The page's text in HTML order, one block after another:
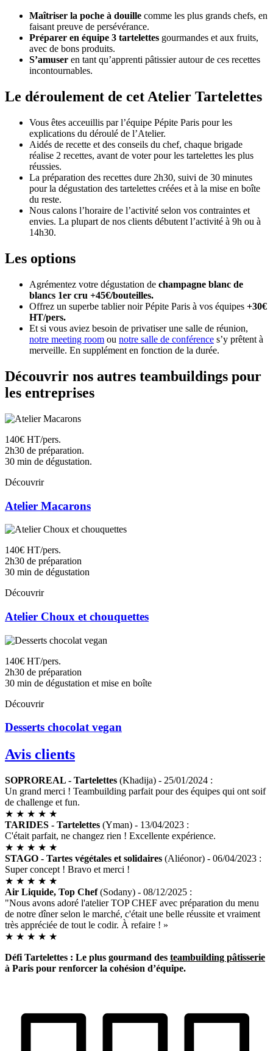
Maîtriser la poche à douille comme les plus grands chefs, en
faisant preuve de persévérance.
Préparer en équipe 3 tartelettes gourmandes et aux fruits,
avec de bons produits.
S’amuser en tant qu’apprenti pâtissier autour de ces recettes
incontournables.
Le déroulement de cet Atelier Tartelettes
Vous êtes acceuillis par l’équipe Pépite Paris pour les
explications du déroulé de l’Atelier.
Aidés de recette et des conseils du chef, chaque brigade
réalise 2 recettes, avant de voter pour les tartelettes les plus
réussies.
La préparation des recettes dure 2h30, suivi de 30 minutes
pour la dégustation des tartelettes créées et à la mise en boîte
du reste.
Nous calons l’horaire de l’activité selon vos contraintes et
envies. La plupart de nos clients débutent l’activité à 9h ou à
14h30.
Les options
Agrémentez votre dégustation de champagne blanc de
blancs 1er cru +45€/bouteilles.
Offrez un superbe tablier noir Pépite Paris à vos équipes +30€
HT/pers.
Et si vous aviez besoin de privatiser une salle de réunion,
notre meeting room ou notre salle de conférence s’y prêtent à
merveille. En supplément en fonction de la durée.
Découvrir nos autres teambuildings pour
les entreprises
140€ HT/pers.
2h30 de préparation.
30 min de dégustation.
Découvrir
Atelier Macarons
140€ HT/pers.
2h30 de préparation
30 min de dégustation
Découvrir
Atelier Choux et chouquettes
140€ HT/pers.
2h30 de préparation
30 min de dégustation et mise en boîte
Découvrir
Desserts chocolat vegan
Avis clients
SOPROREAL - Tartelettes (Khadija) - 25/01/2024 :
Un grand merci ! Teambuilding parfait pour des équipes qui ont soif
de challenge et fun.
★ ★ ★ ★ ★
TARIDES - Tartelettes (Yman) - 13/04/2023 :
C'était parfait, ne changez rien ! Excellente expérience.
★ ★ ★ ★ ★
STAGO - Tartes végétales et solidaires (Aliéonor) - 06/04/2023 :
Super concept ! Bravo et merci !
★ ★ ★ ★ ★
Air Liquide, Top Chef(Sodany) - 08/12/2025 :
"Nous avons adoré l'atelier TOP CHEF avec préparation du menu
de notre dîner selon le marché, c'était une belle réussite et vraiment
très appréciée de tout le codir. À refaire ! »
★ ★ ★ ★ ★
Défi Tartelettes : Le plus gourmand des teambuilding pâtisserie
à Paris pour renforcer la cohésion d’équipe.